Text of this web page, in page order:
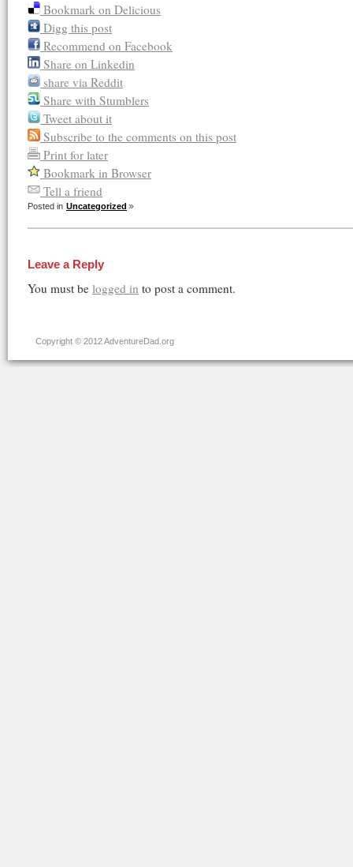
Bookmark on Delicious
Digg this post
Recommend on Facebook
Share on Linkedin
share via Reddit
Share with Stumblers
Tweet about it
Subscribe to the comments on this post
Print for later
Bookmark in Browser
Tell a friend
Posted in Uncategorized
Leave a Reply
You must be logged in to post a comment.
Copyright © 2012 AdventureDad.org